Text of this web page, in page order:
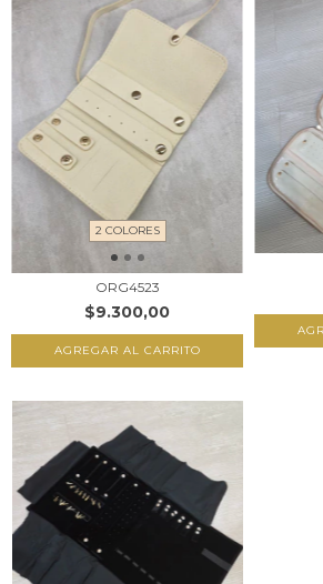
2 COLORES
ORG4523
$9.300,00
AGREGAR AL CARRITO